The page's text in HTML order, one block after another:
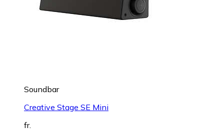
Soundbar
Creative Stage SE Mini
fr.